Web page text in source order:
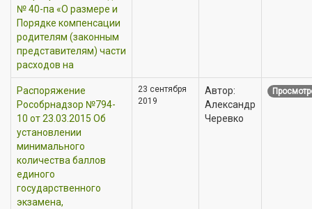
№ 40-па «О размере и
Порядке компенсации
родителям (законным
представителям) части
расходов на
Распоряжение
Рособрнадзор №794-
10 от 23.03.2015 Об
установлении
минимального
количества баллов
единого
государственного
экзамена,
23 сентября
2019
Автор:
Александр
Черевко